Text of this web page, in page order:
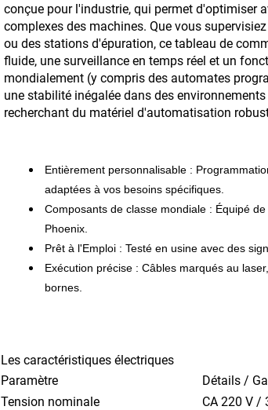
conçue pour l'industrie, qui permet d'optimiser
complexes des machines. Que vous
ou des stations d'épuration, ce tableau de
fluide, une surveillance en temps réel et un
mondialement (y compris des automates
une stabilité inégalée dans des
recherchant du matériel d'automatisation
Entièrement personnalisable :
adaptées à vos besoins spécifiques.
Composants de classe mondiale : Équipé
Phoenix.
Prêt à l'Emploi : Testé en usine avec des
Exécution précise : Câbles marqués au
bornes.
Les caractéristiques électriques
Paramètre
Détails /
Tension nominale
CA 220 V /